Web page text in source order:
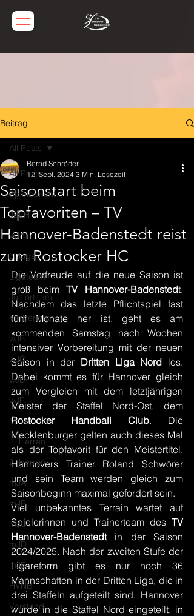
Beitrag
All Posts
Spielbericht
JBLH
wJA
3. Liga
Ligateam
Juniorteam
Vorbericht
wJB
wJC
wJD
wJE
Minis
1. Herren
2. Herren
mJA
mJB
mJC
mJD
mJE
HVNB
Vorstand
All Posts
Saisonstart beim
Topfavoriten – TV
Hannover-Badenstedt reist
zum Rostocker HC
Bernd Schröder
12. Sept. 2024 3 Min. Lesezeit
Die Vorfreude auf die neue Saison ist
groß beim TV Hannover-Badenstedt.
Nachdem das letzte Pflichtspiel fast
fünf Monate her ist, geht es am
kommenden Samstag nach Wochen
intensiver Vorbereitung mit der neuen
Saison in der Dritten Liga Nord los.
Dabei kommt es für Hannover gleich
zum Vergleich mit dem letztjährigen
Rostocker Handball Club. Die
Mecklenburger gelten auch dieses Mal
als der Topfavorit für den Meistertitel.
Hannovers Trainer Roland Schwörer
und sein Team werden gleich zum
Saisonbeginn maximal gefordert sein.
Viel unbekanntes Terrain wartet auf
Spielerinnen und Trainerteam des TV
Hannover-Badenstedt in der Saison
2024/2025. Nach der zweiten Stufe der
Ligareform gibt es nur noch 36
Mannschaften in der Dritten Liga, die in
drei Staffeln aufgeteilt sind. Hannover
wurde in die Staffel Nord eingeteilt, in